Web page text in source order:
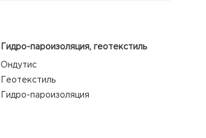
Гидро-пароизоляция, геотекстиль
Ондутис
Геотекстиль
Гидро-пароизоляция